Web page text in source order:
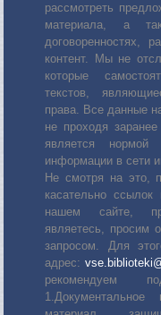
рассмотреть
материала, а
договоренностях,
контент. Мы не
которые
текстов,
права. Все данные
не проходя
является
информации в сети
Не смотря на это,
касательно
нашем сайте,
являетесь, просим
запросом. Для
адрес:
рекомендуем